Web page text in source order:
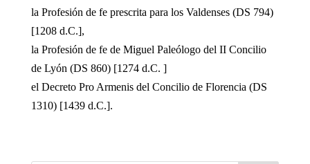
la Profesión de fe prescrita para los Valdenses (DS 794)
[1208 d.C.],
la Profesión de fe de Miguel Paleólogo del II Concilio
de Lyón (DS 860) [1274 d.C. ]
el Decreto Pro Armenis del Concilio de Florencia (DS
1310) [1439 d.C.].